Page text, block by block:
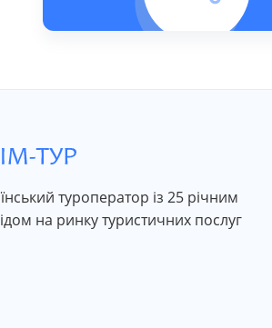
туроператор із 25 річним
на ринку туристичних послуг